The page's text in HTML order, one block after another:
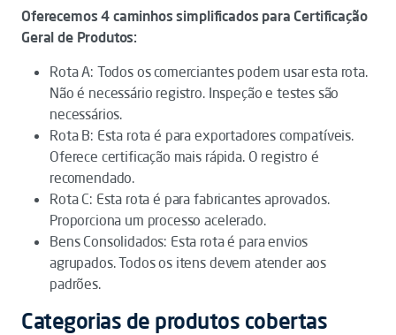
Oferecemos 4 caminhos simplificados para Certificação
Geral de Produtos:
Rota A: Todos os comerciantes podem usar esta rota.
Não é necessário registro. Inspeção e testes são
necessários.
Rota B: Esta rota é para exportadores compatíveis.
Oferece certificação mais rápida. O registro é
recomendado.
Rota C: Esta rota é para fabricantes aprovados.
Proporciona um processo acelerado.
Bens Consolidados: Esta rota é para envios
agrupados. Todos os itens devem atender aos
padrões.
Categorias de produtos cobertas